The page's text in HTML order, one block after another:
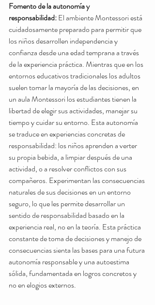
Fomento de la autonomía y
responsabilidad: El ambiente Montessori está
cuidadosamente preparado para permitir que
los niños desarrollen independencia y
confianza desde una edad temprana a través
de la experiencia práctica. Mientras que en los
entornos educativos tradicionales los adultos
suelen tomar la mayoría de las decisiones, en
un aula Montessori los estudiantes tienen la
libertad de elegir sus actividades, manejar su
tiempo y cuidar su entorno. Esta autonomía
se traduce en experiencias concretas de
responsabilidad: los niños aprenden a verter
su propia bebida, a limpiar después de una
actividad, o a resolver conflictos con sus
compañeros. Experimentan las consecuencias
naturales de sus decisiones en un entorno
seguro, lo que les permite desarrollar un
sentido de responsabilidad basado en la
experiencia real, no en la teoría. Esta práctica
constante de toma de decisiones y manejo de
consecuencias sienta las bases para una futura
autonomía responsable y una autoestima
sólida, fundamentada en logros concretos y
no en elogios externos.